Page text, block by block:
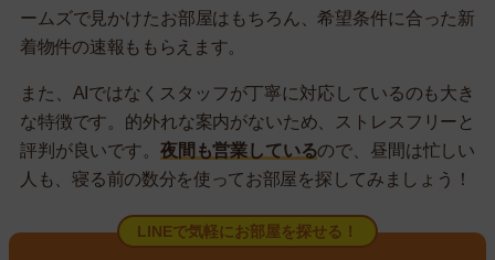
ームズで見かけたお部屋はもちろん、希望条件に合った新
着物件の速報ももらえます。
また、AIではなくスタッフが丁寧に対応しているのも大き
な特徴です。的外れな案内がないため、ストレスフリーと
評判が良いです。 夜間も営業しているので、昼間は忙しい
人も、寝る前の数分を使ってお部屋を探してみましょう！
LINEで気軽にお部屋を探せる！